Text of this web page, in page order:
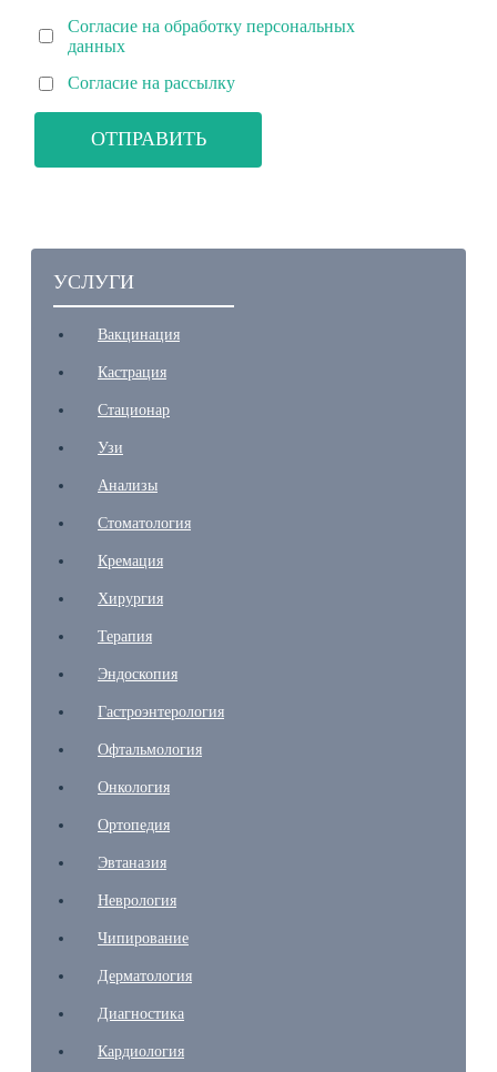
Согласие на обработку персональных
данных
Согласие на рассылку
УСЛУГИ
Вакцинация
Кастрация
Стационар
Узи
Анализы
Стоматология
Кремация
Хирургия
Терапия
Эндоскопия
Гастроэнтерология
Офтальмология
Онкология
Ортопедия
Эвтаназия
Неврология
Чипирование
Дерматология
Диагностика
Кардиология